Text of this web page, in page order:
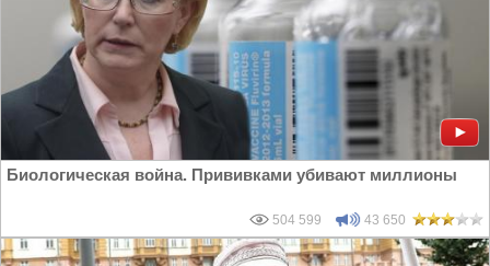
Биологическая война. Прививками убивают миллионы
504 599 43 650